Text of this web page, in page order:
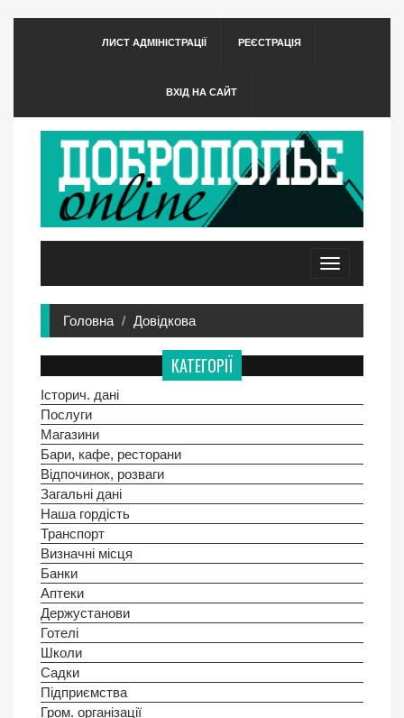
ЛИСТ АДМІНІСТРАЦІЇ РЕЄСТРАЦІЯ
ВХІД НА САЙТ
Toggle
navigation
Головна Довідкова
КАТЕГОРІЇ
Історич. дані
Послуги
Магазини
Бари, кафе, ресторани
Відпочинок, розваги
Загальні дані
Наша гордість
Транспорт
Визначні місця
Банки
Аптеки
Держустанови
Готелi
Школи
Садки
Підприємства
Гром. організації